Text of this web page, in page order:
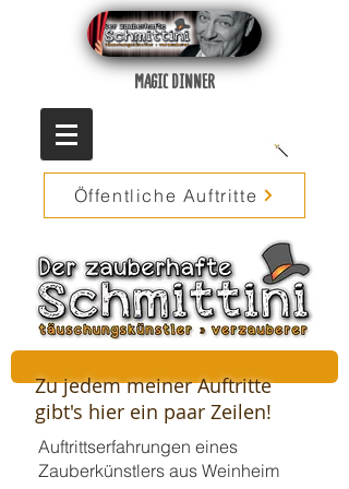
MAGIC DINNER
Öffentliche Auftritte
Zu jedem meiner Auftritte
gibt's hier ein paar Zeilen!
Auftrittserfahrungen eines
Zauberkünstlers aus Weinheim